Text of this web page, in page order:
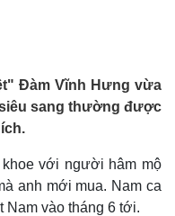
Đàm Vĩnh Hưng vừa
sang thường được
với người hâm mộ
anh mới mua. Nam ca
Nam vào tháng 6 tới.